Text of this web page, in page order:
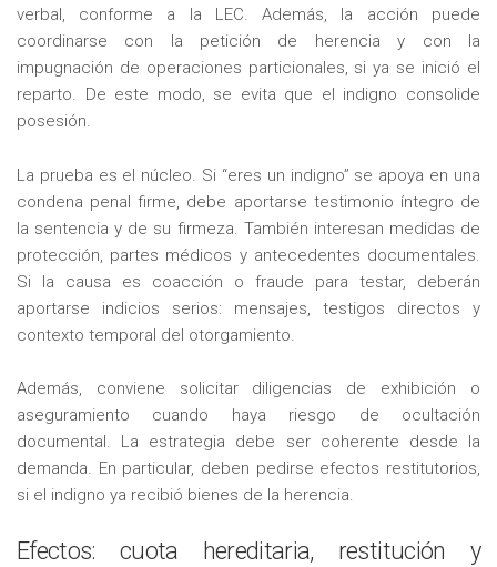
verbal, conforme a la LEC. Además, la acción puede
coordinarse con la petición de herencia y con la
impugnación de operaciones particionales, si ya se inició el
reparto. De este modo, se evita que el indigno consolide
posesión.
La prueba es el núcleo. Si “eres un indigno” se apoya en una
condena penal firme, debe aportarse testimonio íntegro de
la sentencia y de su firmeza. También interesan medidas de
protección, partes médicos y antecedentes documentales.
Si la causa es coacción o fraude para testar, deberán
aportarse indicios serios: mensajes, testigos directos y
contexto temporal del otorgamiento.
Además, conviene solicitar diligencias de exhibición o
aseguramiento cuando haya riesgo de ocultación
documental. La estrategia debe ser coherente desde la
demanda. En particular, deben pedirse efectos restitutorios,
si el indigno ya recibió bienes de la herencia.
Efectos: cuota hereditaria, restitución y